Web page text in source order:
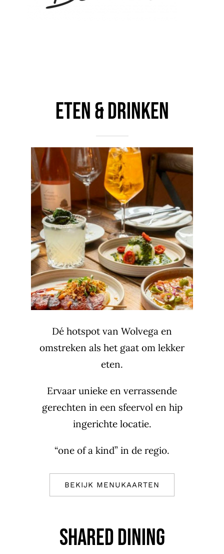
ETEN & DRINKEN
Dé hotspot van Wolvega en
omstreken als het gaat om lekker
eten.
Ervaar unieke en verrassende
gerechten in een sfeervol en hip
ingerichte locatie.
“one of a kind” in de regio.
BEKIJK MENUKAARTEN
SHARED DINING